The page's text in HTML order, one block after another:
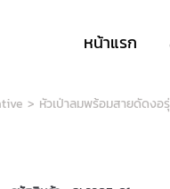
หน้าแรก
> หัวเป่าลมพร้อมสายดัดงอ